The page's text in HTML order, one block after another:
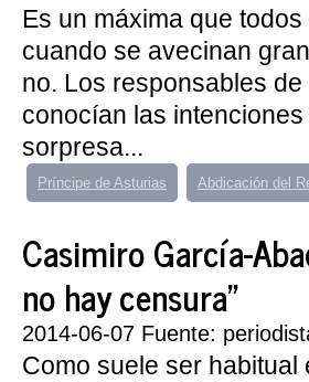
Es un máxima que
cuando se avecinan
no. Los responsables
conocían las
sorpresa...
Príncipe de Asturias Abdicación del
Casimiro García-
no hay censura"
2014-06-07 Fuente:
Como suele ser